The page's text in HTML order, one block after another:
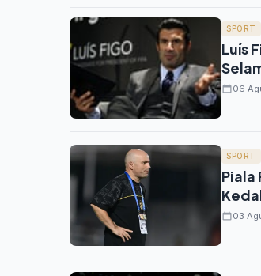
SPORT
Luís
06
SPORT
Piala
03